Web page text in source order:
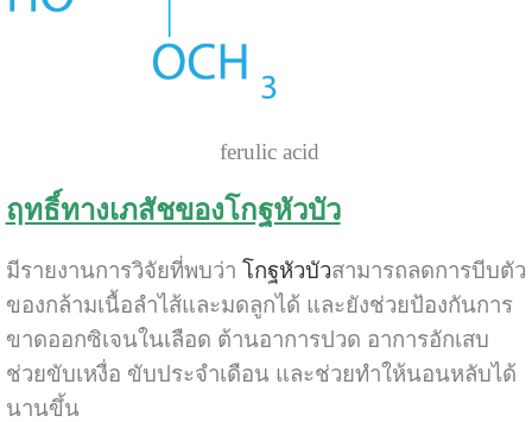
ferulic acid
ฤทธิ์ทางเภสัชของโกฐหัวบัว
มีรายงานการวิจัยที่พบว่า โกฐหัวบัวสามารถลดการบีบตัว
ของกล้ามเนื้อลำไส้และมดลูกได้ และยังช่วยป้องกันการ
ขาดออกซิเจนในเลือด ต้านอาการปวด อาการอักเสบ
ช่วยขับเหงื่อ ขับประจำเดือน และช่วยทำให้นอนหลับได้
นานขึ้น